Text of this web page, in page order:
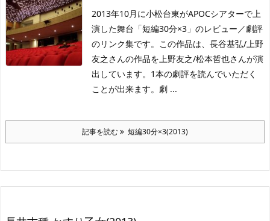
2013年10月に小松台東がAPOCシアターで上
演した舞台「短編30分×3」のレビュー／劇評
のリンク集です。この作品は、長谷基弘/上野
友之さんの作品を上野友之/松本哲也さんが演
出しています。1本の劇評を読んでいただく
ことが出来ます。劇 ...
記事を読む 短編30分×3(2013)